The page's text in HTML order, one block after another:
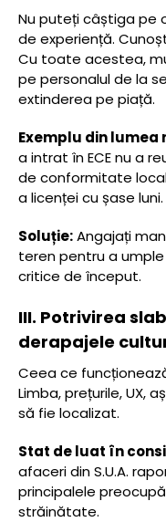
Nu puteți câștiga pe
de experiență.
Cu toate acestea,
pe personalul de la
extinderea pe piață.
Exemplu din lumea
a intrat în ECE nu a
de conformitate
a licenței cu șase luni.
Soluție:Angajați
teren pentru a
critice de început.
III. Potrivirea
derapajele
Ceea ce
Limba, prețurile, UX,
să fie localizat.
Stat de luat în
afaceri din S.U.A.
principalele
străinătate.